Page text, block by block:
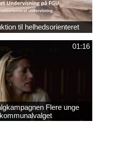
til helhedsorienteret
01:16
Flere unge